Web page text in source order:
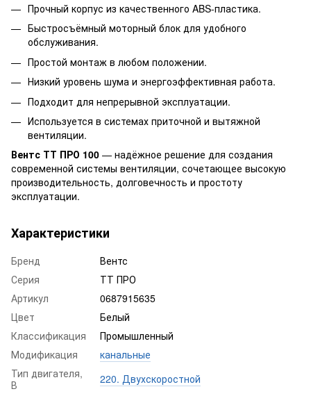
Прочный корпус из качественного ABS-пластика.
Быстросъёмный моторный блок для удобного
обслуживания.
Простой монтаж в любом положении.
Низкий уровень шума и энергоэффективная работа.
Подходит для непрерывной эксплуатации.
Используется в системах приточной и вытяжной
вентиляции.
Вентс ТТ ПРО 100 — надёжное решение для создания
современной системы вентиляции, сочетающее высокую
производительность, долговечность и простоту
эксплуатации.
Характеристики
Бренд
Вентс
Серия
ТТ ПРО
Артикул
0687915635
Цвет
Белый
Классификация
Промышленный
Модификация
канальные
Тип двигателя,
В
220. Двухскоростной